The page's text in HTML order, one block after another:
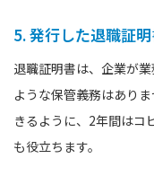
5. 発行した退職証
退職証明書は、企業が
ような保管義務はあり
きるように、2年間はコ
も役立ちます。